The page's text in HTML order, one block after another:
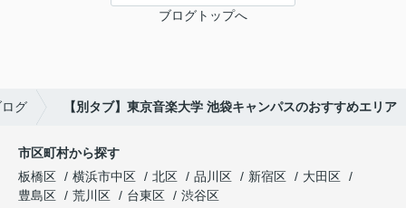
ブログトップへ
グ 【別タブ】東京音楽大学 池袋キャンパスのおすすめエリア
市区町村から探す
板橋区
横浜市中区 北区 品川区 新宿区
大田区
豊島区
荒川区 台東区
渋谷区